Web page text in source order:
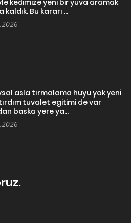
Bu kararı ...
asla tırmalama huyu yok yeni
tuvalet egitimi de var
baska yere ya...